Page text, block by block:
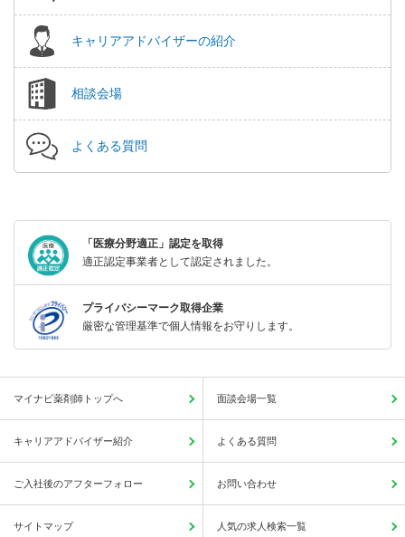
キャリアアドバイザーの紹介
相談会場
よくある質問
「医療分野適正」認定を取得
適正認定事業者として認定されました。
プライバシーマーク取得企業
厳密な管理基準で個人情報をお守りします。
マイナビ薬剤師トップへ 面談会場一覧
キャリアアドバイザー紹介 よくある質問
ご入社後のアフターフォロー お問い合わせ
サイトマップ 人気の求人検索一覧